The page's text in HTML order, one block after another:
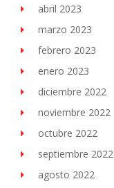
abril 2023
marzo 2023
febrero 2023
enero 2023
diciembre 2022
noviembre 2022
octubre 2022
septiembre 2022
agosto 2022